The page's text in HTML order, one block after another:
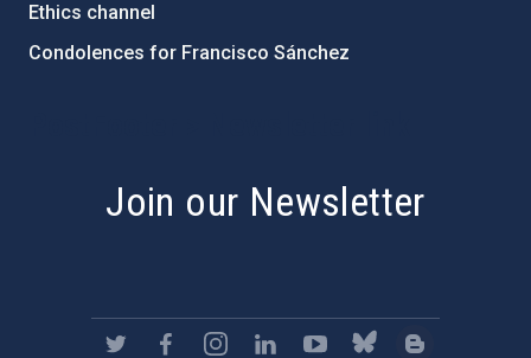
Ethics channel
Condolences for Francisco Sánchez
Join our Newsletter